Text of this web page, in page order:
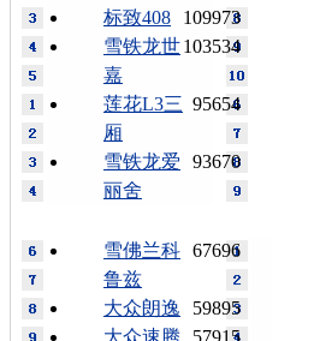
109973
标致408
103534
雪铁龙世
嘉
95654
莲花L3三
厢
93670
雪铁龙爱
丽舍
67696
雪佛兰科
鲁兹
59895
大众朗逸
57915
大众速腾